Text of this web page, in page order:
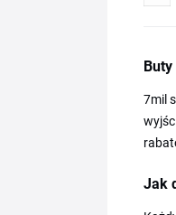
7mil
Jak